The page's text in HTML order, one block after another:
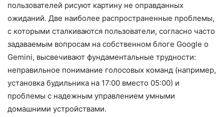
пользователей рисуют картину не оправданных
ожиданий. Две наиболее распространенные проблемы,
с которыми сталкиваются пользователи, согласно часто
задаваемым вопросам на собственном блоге Google о
Gemini, высвечивают фундаментальные трудности:
неправильное понимание голосовых команд (например,
установка будильника на 17:00 вместо 05:00) и
проблемы с надежным управлением умными
домашними устройствами.